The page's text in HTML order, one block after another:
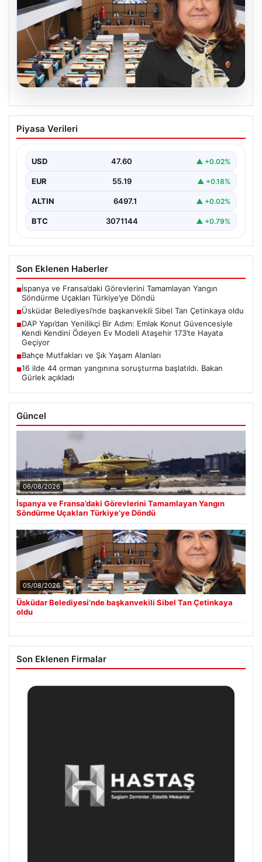
05.08.2026
Üsküdar Belediyesi’nde başkanvekili
Sibel Tan Çetinkaya oldu
Piyasa Verileri
USD 47.60 ▲ +0.02%
EUR 55.19 ▲ +0.18%
ALTIN 6497.1 ▲ +0.02%
BTC 3071144 ▲ +0.79%
Son Eklenen Haberler
■İspanya ve Fransa’daki Görevlerini Tamamlayan Yangın
Söndürme Uçakları Türkiye’ye Döndü
■Üsküdar Belediyesi’nde başkanvekili Sibel Tan Çetinkaya oldu
■DAP Yapı’dan Yenilikçi Bir Adım: Emlak Konut Güvencesiyle
Kendi Kendini Ödeyen Ev Modeli Ataşehir 173’te Hayata
Geçiyor
■Bahçe Mutfakları ve Şık Yaşam Alanları
■16 ilde 44 orman yangınına soruşturma başlatıldı. Bakan
Gürlek açıkladı
Güncel
06/08/2026
İspanya ve Fransa’daki Görevlerini Tamamlayan Yangın
Söndürme Uçakları Türkiye’ye Döndü
05/08/2026
Üsküdar Belediyesi’nde başkanvekili Sibel Tan Çetinkaya
oldu
Son Eklenen Firmalar